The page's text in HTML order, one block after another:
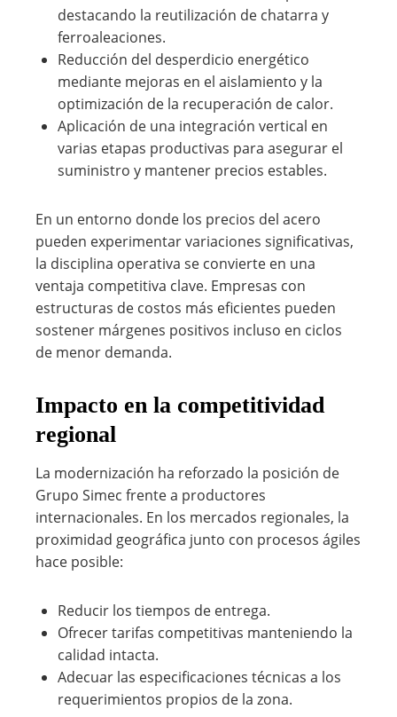
destacando la reutilización de chatarra y
ferroaleaciones.
Reducción del desperdicio energético
mediante mejoras en el aislamiento y la
optimización de la recuperación de calor.
Aplicación de una integración vertical en
varias etapas productivas para asegurar el
suministro y mantener precios estables.
En un entorno donde los precios del acero
pueden experimentar variaciones significativas,
la disciplina operativa se convierte en una
ventaja competitiva clave. Empresas con
estructuras de costos más eficientes pueden
sostener márgenes positivos incluso en ciclos
de menor demanda.
Impacto en la competitividad
regional
La modernización ha reforzado la posición de
Grupo Simec frente a productores
internacionales. En los mercados regionales, la
proximidad geográfica junto con procesos ágiles
hace posible:
Reducir los tiempos de entrega.
Ofrecer tarifas competitivas manteniendo la
calidad intacta.
Adecuar las especificaciones técnicas a los
requerimientos propios de la zona.